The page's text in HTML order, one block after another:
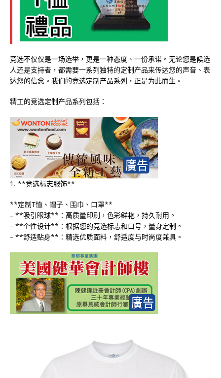
竞选不仅仅是一场选举，更是一种态度、一份承诺。无论您是候选
人还是支持者，都需要一系列独特的定制产品来传达您的声音、表
达您的信念。我们的竞选定制产品系列，正是为此而生。
精工的竞选定制产品系列包括：
1. **竞选标志服饰**
**定制T恤、帽子、围巾、口罩**
– **吸引眼球**：高质量印刷，色彩鲜艳，持久耐用。
– **个性设计**：根据您的竞选标志和口号，量身定制。
– **舒适贴身**：精选优质面料，舒适度与时尚度兼具。